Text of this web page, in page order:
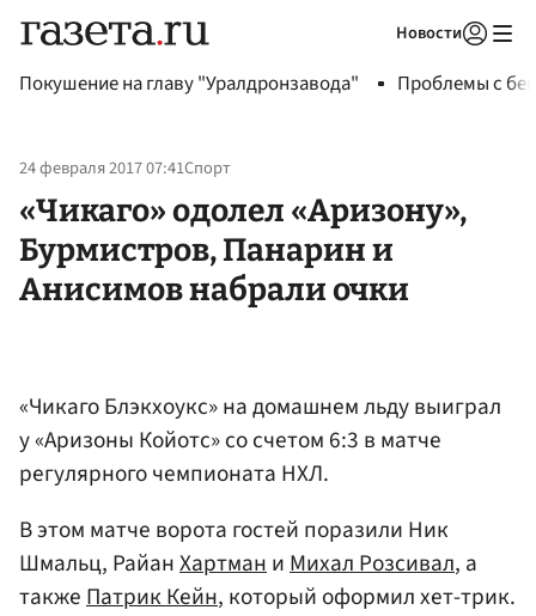
Новости
Покушение на главу "Уралдронзавода" Проблемы с
24 февраля 2017 07:41Спорт
«Чикаго» одолел «Аризону»,
Бурмистров, Панарин и
Анисимов набрали очки
«Чикаго Блэкхоукс» на домашнем льду выиграл
у «Аризоны Койотс» со счетом 6:3 в матче
регулярного чемпионата НХЛ.
В этом матче ворота гостей поразили Ник
Шмальц, РайанХартманиМихал Розсивал, а
такжеПатрик Кейн, который оформил хет-трик.